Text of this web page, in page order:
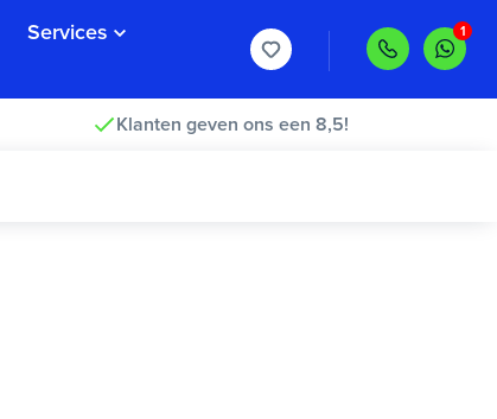
Services
Klanten geven ons een 8,5!